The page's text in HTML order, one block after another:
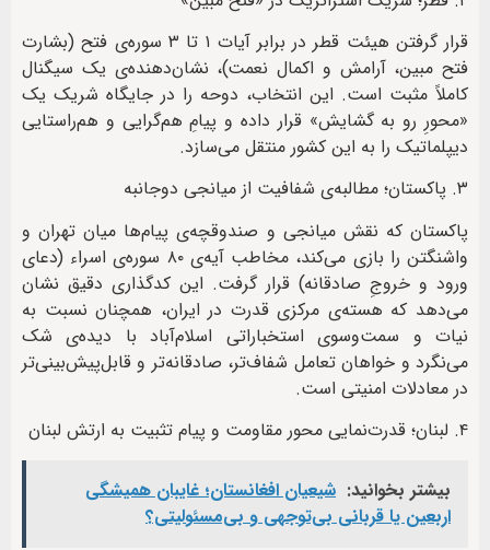
قرار گرفتن هیئت قطر در برابر آیات ۱ تا ۳ سوره‌ی فتح (بشارت
فتح مبین، آرامش و اکمال نعمت)، نشان‌دهنده‌ی یک سیگنال
کاملاً مثبت است. این انتخاب، دوحه را در جایگاه شریک یک
«محورِ رو به گشایش» قرار داده و پیامِ هم‌گرایی و هم‌راستایی
دیپلماتیک را به این کشور منتقل می‌سازد.
۳. پاکستان؛ مطالبه‌ی شفافیت از میانجی دوجانبه
پاکستان که نقش میانجی و صندوقچه‌ی پیام‌ها میان تهران و
واشنگتن را بازی می‌کند، مخاطب آیه‌ی ۸۰ سوره‌ی اسراء (دعای
ورود و خروجِ صادقانه) قرار گرفت. این کدگذاری دقیق نشان
می‌دهد که هسته‌ی مرکزی قدرت در ایران، همچنان نسبت به
نیات و سمت‌وسوی استخباراتی اسلام‌آباد با دیده‌ی شک
می‌نگرد و خواهان تعامل شفاف‌تر، صادقانه‌تر و قابل‌پیش‌بینی‌تر
در معادلات امنیتی است.
۴. لبنان؛ قدرت‌نمایی محور مقاومت و پیام تثبیت به ارتش لبنان
بیشتر بخوانید: شیعیان افغانستان؛ غایبان همیشگی
اربعین یا قربانی بی‌توجهی و بی‌مسئولیتی؟